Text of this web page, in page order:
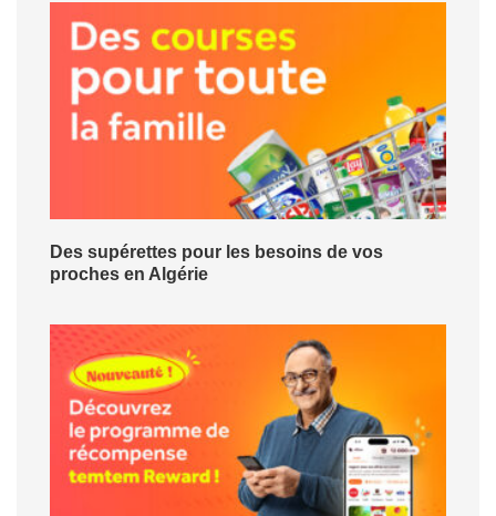
Des supérettes pour les besoins de vos
proches en Algérie